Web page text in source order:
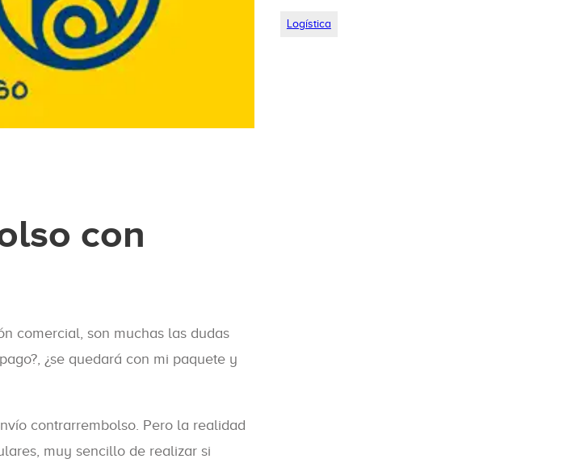
con
comercial, son muchas las dudas
¿se quedará con mi paquete y
contrarrembolso. Pero la realidad
muy sencillo de realizar si
Logística